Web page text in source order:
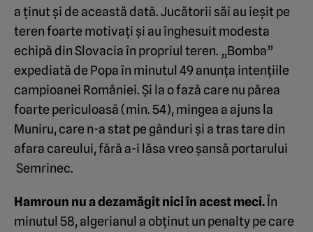
a ținut și de această dată. Jucătorii săi au ieșit pe
teren foarte motivați și au înghesuit modesta
echipă din Slovacia în propriul teren. „Bomba”
expediată de Popa în minutul 49 anunța intențiile
campioanei României. Și la o fază care nu părea
foarte periculoasă (min. 54), mingea a ajuns la
Muniru, care n-a stat pe gânduri și a tras tare din
afara careului, fără a-i lăsa vreo șansă portarului
Semrinec.
Hamroun nu a dezamăgit nici în acest meci.În
minutul 58, algerianul a obținut un penalty pe care